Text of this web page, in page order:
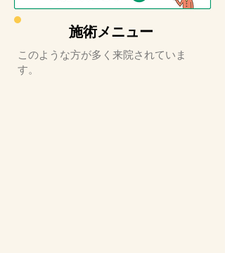
施術メニュー
このような方が多く来院されていま
す。